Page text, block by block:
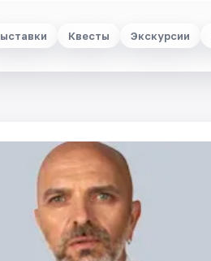
Квесты Экскурсии